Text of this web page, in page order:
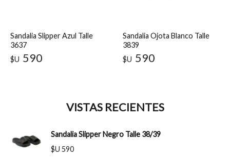
Sandalia Slipper Azul Talle
3637
$U 590
Sandalia Ojota Blanco Talle
3839
$U 590
VISTAS RECIENTES
Sandalia Slipper Negro Talle 38/39
$U 590